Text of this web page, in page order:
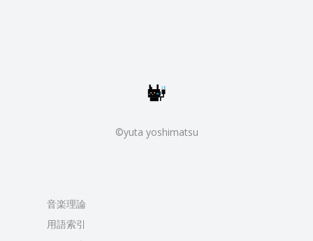
©yuta yoshimatsu
音楽理論
用語索引